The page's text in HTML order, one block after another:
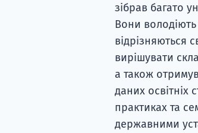
зібрав багато
Вони
відрізняються
вирішувати
а також
даних освітніх
практиках та
державними